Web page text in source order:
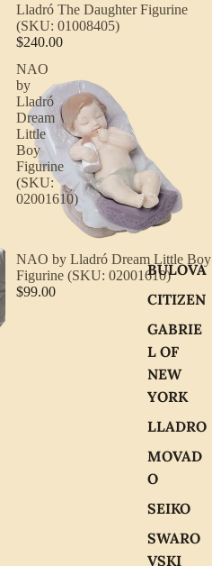
BULOVA
CITIZEN
GABRIE
L OF
NEW
YORK
LLADRO
MOVAD
O
SEIKO
SWARO
VSKI
Lladró The Daughter Figurine
(SKU: 01008405)
$240.00
NAO
by
Lladró
Dream
Little
Boy
Figurine
(SKU:
02001610)
NAO by Lladró Dream Little Boy
Figurine (SKU: 02001610)
$99.00